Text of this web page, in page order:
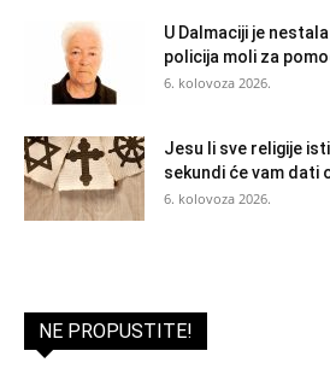
U Dalmaciji je
policija moli za
6. kolovoza 2026.
Jesu li sve religije
sekundi će vam dati
6. kolovoza 2026.
NE PROPUSTITE!